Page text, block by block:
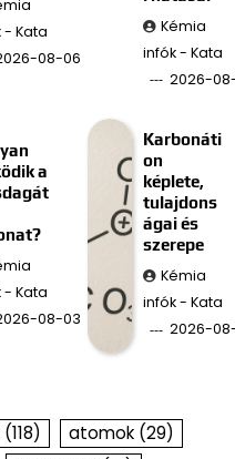
- Kata
08-06
Kémia
infók - Kata
2026-
a
- Kata
08-03
Karbonáti
on
képlete,
tulajdons
ágai és
szerepe
Kémia
infók - Kata
2026-
(118) atomok (29)